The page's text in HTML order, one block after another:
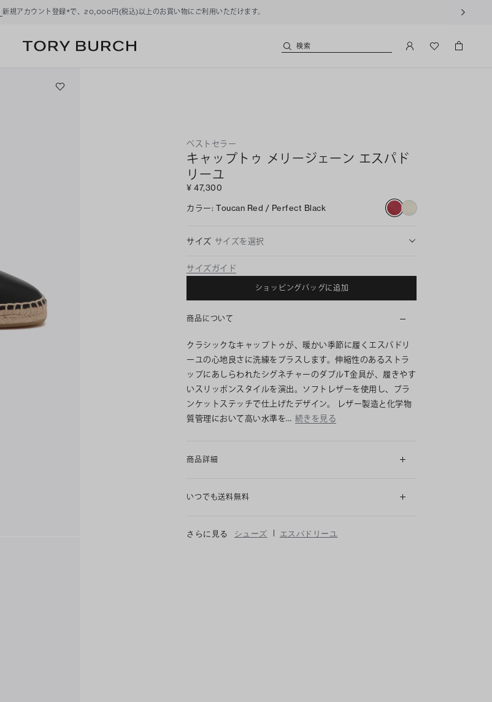
新規アカウント登録*で、20,000円(税込)以上のお買い物にご利用いただけます。
検索
ベストセラー
キャップトゥ メリージェーン エスパド
リーユ
¥ 47,300
カラー: Toucan Red / Perfect Black
サイズ サイズを選択
サイズガイド
ショッピングバッグに追加
商品について
クラシックなキャップトゥが、暖かい季節に履くエスパドリ
ーユの心地良さに洗練をプラスします。伸縮性のあるストラ
ップにあしらわれたシグネチャーのダブルT金具が、履きやす
いスリッポンスタイルを演出。ソフトレザーを使用し、ブラ
ンケットステッチで仕上げたデザイン。 レザー製造と化学物
質管理において高い水準を… 続きを見る
商品詳細
いつでも送料無料
さらに見る シューズ | エスパドリーユ